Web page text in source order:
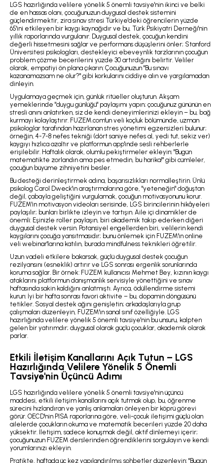
LGS hazırlığında velilere yönelik 5 önemli tavsiye'nin ikinci ve belki
de en hassas olanı, çocuğunuzun duygusal destek sistemini
güçlendirmektir, zira sınav stresi Türkiye'deki öğrencilerin yüzde
65'ini etkileyen bir kaygı kaynağıdır ve bu, Türk Psikiyatri Derneği'nin
yıllık raporlarında vurgulanır. Duygusal destek, çocuğun kendini
değerli hissetmesini sağlar ve performans düşüşlerini önler; Stanford
Üniversitesi psikologları, destekleyici ebeveynlik tarzlarının çocuğun
problem çözme becerilerini yüzde 30 artırdığını belirtir. Veliler
olarak, empatiyi ön plana çıkarın: Çocuğunuzun "Bu sınavı
kazanamazsam ne olur?" gibi korkularını ciddiye alın ve yargılamadan
dinleyin.
Uygulamaya geçmek için, günlük ritüeller oluşturun. Akşam
yemeklerinde "duygu günlüğü" paylaşımı yapın; çocuğunuz gününün en
stresli anını anlatırken, siz de kendi deneyimlerinizi ekleyin – bu, bağ
kurmayı kolaylaştırır. FUZEM.com'un veli koçluk bölümünde, uzman
psikologlar tarafından hazırlanan stres yönetimi egzersizleri bulunur;
örneğin, 4-7-8 nefes tekniği (dört saniye nefes al, yedi tut, sekiz ver)
kaygıyı hızlıca azaltır ve platformun app'inde sesli rehberlerle
erişilebilir. Haftalık olarak, olumlu pekiştirmeler ekleyin: "Bugün
matematikte zorlandın ama pes etmedin, bu harika!" gibi cümleler,
çocuğun büyüme zihniyetini besler.
Bu desteği derinleştirmek adına, başarısızlıkları normalleştirin. Ünlü
psikolog Carol Dweck'in araştırmalarına göre, "yeteneğin" doğuştan
değil, çabayla geliştiğini vurgulamak, çocuğun motivasyonunu korur.
FUZEM'in motivasyon videoları serisinde, LGS birincilerinin hikâyeleri
paylaşılır; bunları birlikte izleyin ve tartışın. Aile içi dinamikler de
önemli: Eşinizle roller paylaşın, biri akademik takip ederken diğeri
duygusal destek versin. Potansiyel engellerden biri, velilerin kendi
kaygılarını çocuğa yansıtmasıdır; bunu önlemek için FUZEM'in online
veli webinar'larına katılın, burada mindfulness teknikleri öğretilir.
Uzun vadeli etkilere bakarsak, güçlü duygusal destek çocuğun
rezilyansını (esneklik) artırır ve LGS sonrası ergenlik sorunlarında
koruma sağlar. Bir örnek: FUZEM kullanıcısı Mehmet Bey, kızının kaygı
ataklarını platformun danışmanlık servisiyle yönettiğini ve sınav
haftasında sakin kaldığını anlatmıştı. Ayrıca, ödüllendirme sistemi
kurun: İyi bir hafta sonrası favori aktivite – bu, dopamin döngüsünü
tetikler. Sosyal destek ağını genişletin; arkadaşlarıyla grup
çalışmaları düzenleyin, FUZEM'in sanal sınıf özelliğiyle. LGS
hazırlığında velilere yönelik 5 önemli tavsiye'nin bu unsuru, kalpten
gelen bir yatırımdır; duygusal olarak güçlü çocuklar, akademik olarak
parlar.
Etkili İletişim Kanallarını Açık Tutun – LGS
Hazırlığında Velilere Yönelik 5 Önemli
Tavsiye'nin Üçüncü Adımı
LGS hazırlığında velilere yönelik 5 önemli tavsiye'nin üçüncü
maddesi, etkili iletişim kanallarını açık tutmak olup, bu, öğrenme
sürecini hızlandıran ve yanlış anlamaları önleyen bir köprü görevi
görür. OECD'nin PISA raporlarına göre, veli-çocuk iletişimi güçlü olan
ailelerde çocukların okuma ve matematik becerileri yüzde 20 daha
yüksektir. İletişim, sadece konuşmak değil, aktif dinlemeyi içerir;
çocuğunuzun FUZEM derslerinden öğrendiklerini sorgulayın ve kendi
yorumlarınızı ekleyin.
Pratikte, haftada üç kez yapılandırılmış sohbetler düzenleyin: "Bugün